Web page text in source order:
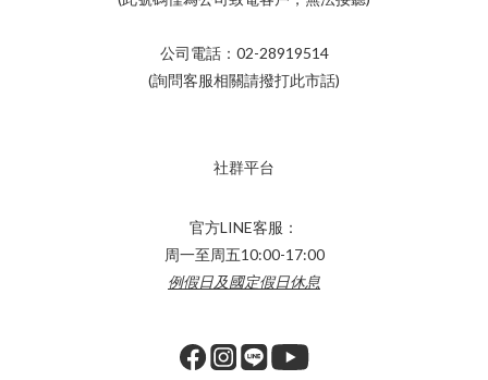
公司電話：02-28919514
(詢問客服相關請撥打此市話)
社群平台
官方LINE客服：
周一至周五10:00-17:00
例假日及國定假日休息